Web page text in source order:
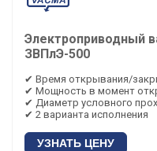
Электроприводный
ЗВПлЭ-500
✔ Время открывания/
✔ Мощность в момент
✔ Диаметр условного
✔ 2 варианта исполнения
УЗНАТЬ ЦЕНУ